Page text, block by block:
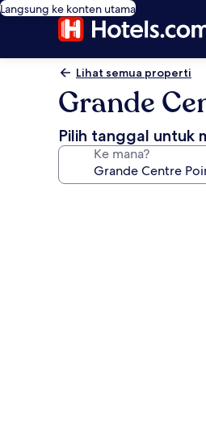
Langsung ke konten utama
Lihat semua properti
Grande
Pilih tanggal untuk
Ke mana?